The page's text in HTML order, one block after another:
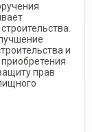
и
прав